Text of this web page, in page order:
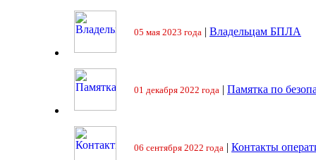
05 мая 2023 года | Владельцам БПЛА
01 декабря 2022 года | Памятка по
06 сентября 2022 года | Контакты